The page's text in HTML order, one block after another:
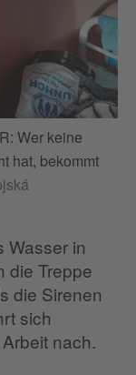
Wer keine
hat, bekommt
Wasser in
die Treppe
die Sirenen
sich
nach.